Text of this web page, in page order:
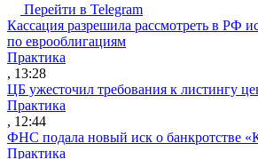
Перейти в Telegram
Кассация разрешила рассмотреть в РФ
по еврооблигациям
Практика
, 13:28
ЦБ ужесточил требования к листингу
Практика
, 12:44
ФНС подала новый иск о банкротстве
Практика